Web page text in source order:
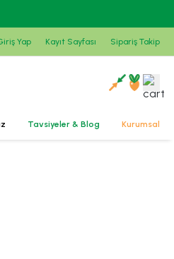
Yap Kayıt Sayfası Sipariş Takip
Tavsiyeler & Blog Kurumsal